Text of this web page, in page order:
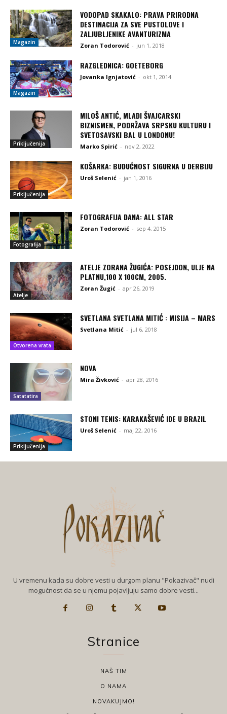
Magazin
VODOPAD SKAKALO: PRAVA PRIRODNA
DESTINACIJA ZA SVE PUSTOLOVE I
ZALJUBLJENIKE AVANTURIZMA
Zoran Todorović - jun 1, 2018
Magazin
RAZGLEDNICA: GOETEBORG
Jovanka Ignjatović - okt 1, 2014
Priključenija
MILOŠ ANTIĆ, MLADI ŠVAJCARSKI
BIZNISMEN, PODRŽAVA SRPSKU KULTURU I
SVETOSAVSKI BAL U LONDONU!
Marko Spirić - nov 2, 2022
Priključenija
KOŠARKA: BUDUĆNOST SIGURNA U DERBIJU
Uroš Selenić - jan 1, 2016
Fotografija
FOTOGRAFIJA DANA: ALL STAR
Zoran Todorović - sep 4, 2015
Atelje
ATELJE ZORANA ŽUGIĆA: POSEJDON, ULJE NA
PLATNU,100 X 100CM, 2005.
Zoran Žugić - apr 26, 2019
Otvorena vrata
SVETLANA SVETLANA MITIĆ : MISIJA – MARS
Svetlana Mitić - jul 6, 2018
Satatatira
NOVA
Mira Živković - apr 28, 2016
Priključenija
STONI TENIS: KARAKAŠEVIĆ IDE U BRAZIL
Uroš Selenić - maj 22, 2016
U vremenu kada su dobre vesti u durgom planu "Pokazivač" nudi
mogućnost da se u njemu pojavljuju samo dobre vesti...
Stranice
NAŠ TIM
O NAMA
NOVAKUJMO!